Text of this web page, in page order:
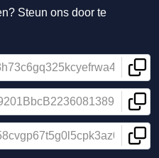
Steun ons door te